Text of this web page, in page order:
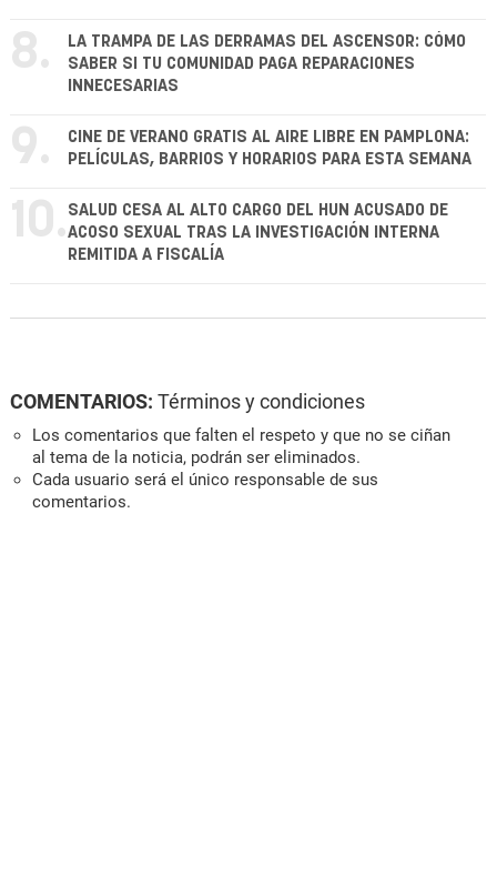
8.
LA TRAMPA DE LAS DERRAMAS DEL ASCENSOR: CÓMO
SABER SI TU COMUNIDAD PAGA REPARACIONES
INNECESARIAS
9.
CINE DE VERANO GRATIS AL AIRE LIBRE EN PAMPLONA:
PELÍCULAS, BARRIOS Y HORARIOS PARA ESTA SEMANA
10. SALUD CESA AL ALTO CARGO DEL HUN ACUSADO DE
ACOSO SEXUAL TRAS LA INVESTIGACIÓN INTERNA
REMITIDA A FISCALÍA
COMENTARIOS: Términos y condiciones
Los comentarios que falten el respeto y que no se ciñan
al tema de la noticia, podrán ser eliminados.
Cada usuario será el único responsable de sus
comentarios.